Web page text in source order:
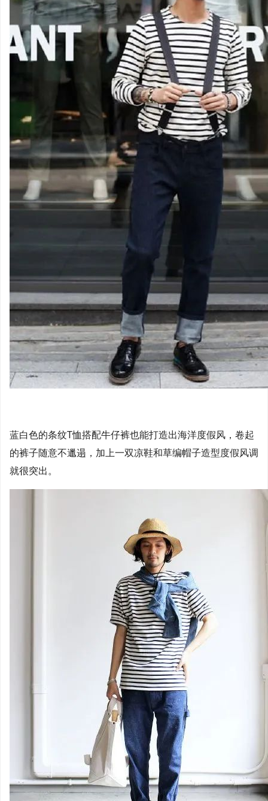
蓝白色的条纹T恤搭配牛仔裤也能打造出海洋度假风，卷起
的裤子随意不邋遢，加上一双凉鞋和草编帽子造型度假风调
就很突出。